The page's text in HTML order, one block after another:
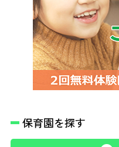
保育園を探す